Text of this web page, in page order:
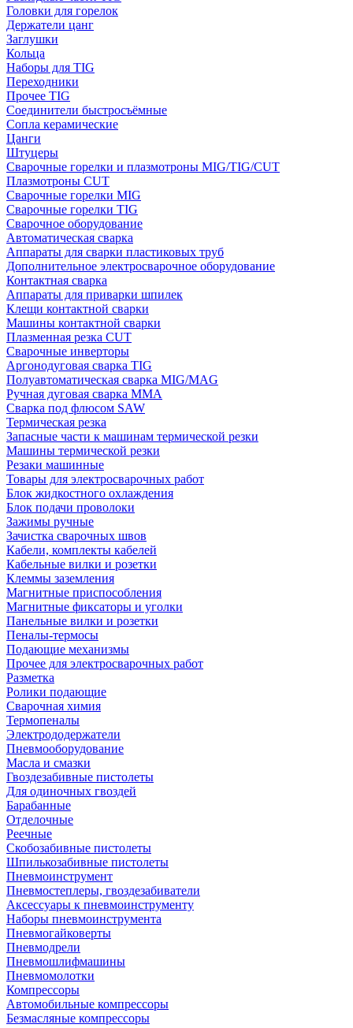
Головки для горелок
Держатели цанг
Заглушки
Кольца
Наборы для TIG
Переходники
Прочее TIG
Соединители быстросъёмные
Сопла керамические
Цанги
Штуцеры
Сварочные горелки и плазмотроны MIG/TIG/CUT
Плазмотроны CUT
Сварочные горелки MIG
Сварочные горелки TIG
Сварочное оборудование
Автоматическая сварка
Аппараты для сварки пластиковых труб
Дополнительное электросварочное оборудование
Контактная сварка
Аппараты для приварки шпилек
Клещи контактной сварки
Машины контактной сварки
Плазменная резка CUT
Сварочные инверторы
Аргонодуговая сварка TIG
Полуавтоматическая сварка MIG/MAG
Ручная дуговая сварка MMA
Сварка под флюсом SAW
Термическая резка
Запасные части к машинам термической резки
Машины термической резки
Резаки машинные
Товары для электросварочных работ
Блок жидкостного охлаждения
Блок подачи проволоки
Зажимы ручные
Зачистка сварочных швов
Кабели, комплекты кабелей
Кабельные вилки и розетки
Клеммы заземления
Магнитные приспособления
Магнитные фиксаторы и уголки
Панельные вилки и розетки
Пеналы-термосы
Подающие механизмы
Прочее для электросварочных работ
Разметка
Ролики подающие
Сварочная химия
Термопеналы
Электрододержатели
Пневмооборудование
Масла и смазки
Гвоздезабивные пистолеты
Для одиночных гвоздей
Барабанные
Отделочные
Реечные
Скобозабивные пистолеты
Шпилькозабивные пистолеты
Пневмоинструмент
Пневмостеплеры, гвоздезабиватели
Аксессуары к пневмоинструменту
Наборы пневмоинструмента
Пневмогайковерты
Пневмодрели
Пневмошлифмашины
Пневмомолотки
Компрессоры
Автомобильные компрессоры
Безмасляные компрессоры